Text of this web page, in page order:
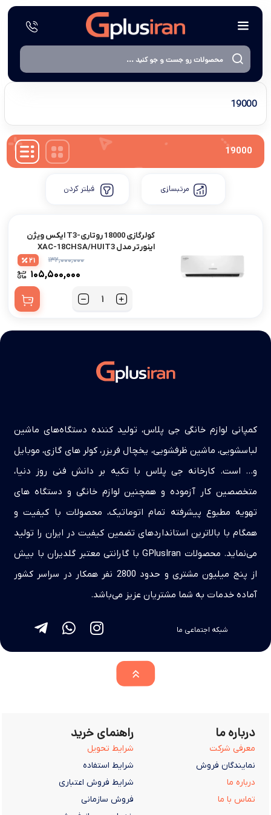
19000
19000
مرتبسازی فیلتر کردن
کولرگازی 18000 روتاری-T3 ایکس ویژن
اینوِرتر مدل XAC-18CHSA/HUIT3
۱۳۲,۰۰۰,۰۰۰
۱۰۵,۵۰۰,۰۰۰
21
کمپانی لوازم خانگی جی پلاس، تولید کننده دستگاه‌های ماشین
لباسشویی، ماشین ظرفشویی، یخچال فریزر، کولر های گازی، موبایل
و… است. کارخانه جی پلاس با تکیه بر دانش فنی روز دنیا،
متخصصین کار آزموده و همچنین لوازم خانگی و دستگاه های
تهویه مطبوع پیشرفته تمام اتوماتیک، محصولات با کیفیت و
همگام با بالاترین استانداردهای تضمین کیفیت در ایران را تولید
می‌نماید. محصولات GPlusIran با گارانتی معتبر گلدیران با بیش
از پنج میلیون مشتری و حدود 2800 نفر همکار در سراسر کشور
آماده خدمات به شما مشتریان عزیز می‌باشد.
شبکه اجتماعی ما
درباره ما
معرفی شرکت
نمایندگان فروش
درباره ما
تماس با ما
راهنمای خرید
شرایط تحویل
شرایط استفاده
شرایط فروش اعتباری
فروش سازمانی